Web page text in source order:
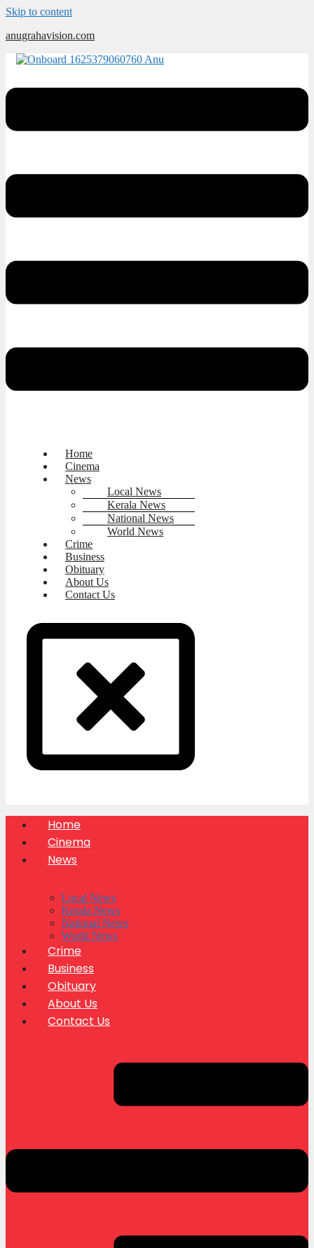
Skip to content
anugrahavision.com
Home
Cinema
News
Local News
Kerala News
National News
World News
Crime
Business
Obituary
About Us
Contact Us
Home
Cinema
News
Local News
Kerala News
National News
World News
Crime
Business
Obituary
About Us
Contact Us